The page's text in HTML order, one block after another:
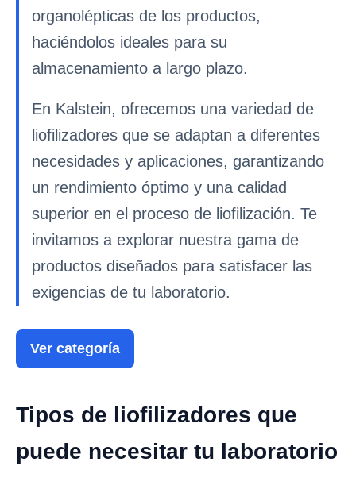
organolépticas de los productos,
haciéndolos ideales para su
almacenamiento a largo plazo.
En Kalstein, ofrecemos una variedad de
liofilizadores que se adaptan a diferentes
necesidades y aplicaciones, garantizando
un rendimiento óptimo y una calidad
superior en el proceso de liofilización. Te
invitamos a explorar nuestra gama de
productos diseñados para satisfacer las
exigencias de tu laboratorio.
Ver categoría
Tipos de liofilizadores que
puede necesitar tu laboratorio